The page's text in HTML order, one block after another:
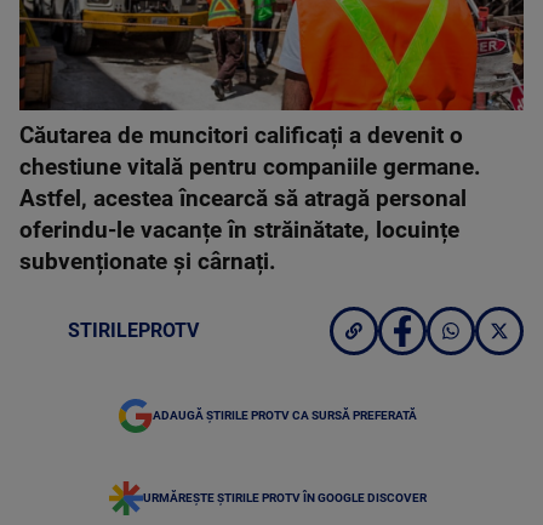
Căutarea de muncitori calificați a devenit o
chestiune vitală pentru companiile germane.
Astfel, acestea încearcă să atragă personal
oferindu-le vacanțe în străinătate, locuințe
subvenționate și cârnați.
STIRILEPROTV
ADAUGĂ ȘTIRILE PROTV CA SURSĂ PREFERATĂ
URMĂREȘTE ȘTIRILE PROTV ÎN GOOGLE DISCOVER